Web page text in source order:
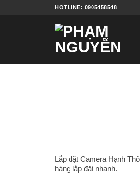
HOTLINE: 0905458548
Lắp đặt Camera Hạnh
hàng lắp đặt nhanh.